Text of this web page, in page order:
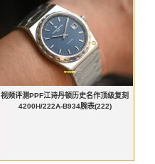
视频评测PPF江诗丹顿历史名作顶级复刻
4200H/222A-B934腕表(222)